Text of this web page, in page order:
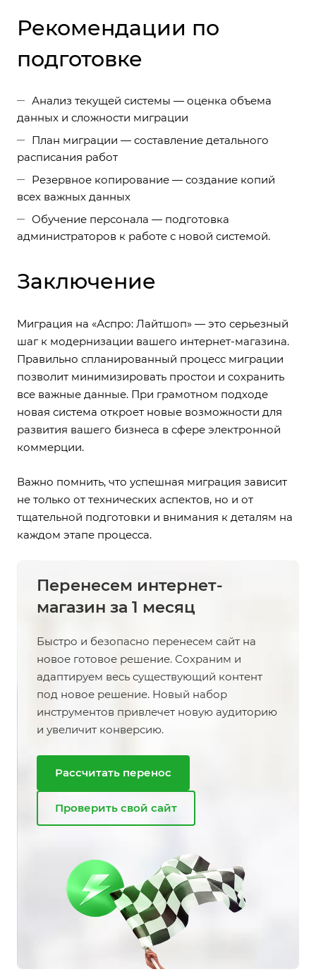
Рекомендации по
подготовке
Анализ текущей системы — оценка объема
данных и сложности миграции
План миграции — составление детального
расписания работ
Резервное копирование — создание копий
всех важных данных
Обучение персонала — подготовка
администраторов к работе с новой системой.
Заключение
Миграция на «Аспро: Лайтшоп» — это серьезный
шаг к модернизации вашего интернет-магазина.
Правильно спланированный процесс миграции
позволит минимизировать простои и сохранить
все важные данные. При грамотном подходе
новая система откроет новые возможности для
развития вашего бизнеса в сфере электронной
коммерции.
Важно помнить, что успешная миграция зависит
не только от технических аспектов, но и от
тщательной подготовки и внимания к деталям на
каждом этапе процесса.
Перенесем интернет-
магазин за 1 месяц
Быстро и безопасно перенесем сайт на
новое готовое решение. Сохраним и
адаптируем весь существующий контент
под новое решение. Новый набор
инструментов привлечет новую аудиторию
и увеличит конверсию.
Рассчитать перенос
Проверить свой сайт